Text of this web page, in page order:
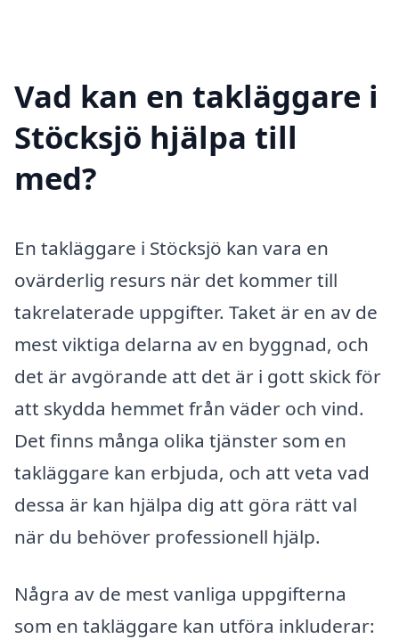
Vad kan en takläggare i
Stöcksjö hjälpa till
med?
En takläggare i Stöcksjö kan vara en
ovärderlig resurs när det kommer till
takrelaterade uppgifter. Taket är en av de
mest viktiga delarna av en byggnad, och
det är avgörande att det är i gott skick för
att skydda hemmet från väder och vind.
Det finns många olika tjänster som en
takläggare kan erbjuda, och att veta vad
dessa är kan hjälpa dig att göra rätt val
när du behöver professionell hjälp.
Några av de mest vanliga uppgifterna
som en takläggare kan utföra inkluderar: